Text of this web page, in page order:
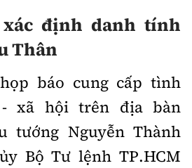
định danh tính
Thân
báo cung cấp tình
xã hội trên địa bàn
tướng Nguyễn Thành
Bộ Tư lệnh TP.HCM